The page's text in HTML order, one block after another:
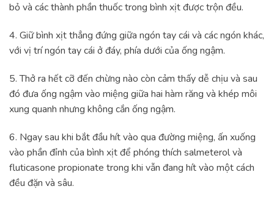
bỏ và các thành phần thuốc trong bình xịt được trộn đều.
4. Giữ bình xịt thẳng đứng giữa ngón tay cái và các ngón khác,
với vị trí ngón tay cái ở đáy, phía dưới của ống ngậm.
5. Thở ra hết cỡ đến chừng nào còn cảm thấy dễ chịu và sau
đó đưa ống ngậm vào miệng giữa hai hàm răng và khép môi
xung quanh nhưng không cắn ống ngậm.
6. Ngay sau khi bắt đầu hít vào qua đường miệng, ấn xuống
vào phần đỉnh của bình xịt để phóng thích salmeterol và
fluticasone propionate trong khi vẫn đang hít vào một cách
đều đặn và sâu.